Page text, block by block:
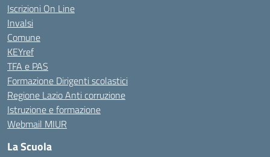
Iscrizioni On Line
Invalsi
Comune
KEYref
TFA e PAS
Formazione Dirigenti scolastici
Regione Lazio Anti corruzione
Istruzione e formazione
Webmail MIUR
La Scuola